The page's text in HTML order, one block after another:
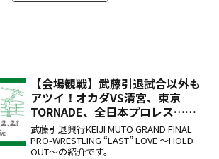
【会場観戦】武藤引退試合以外も
アツイ！オカダVS清宮、東京
TORNADE、全日本プロレス…武
藤がくれたギフトをプロレス界は
今後も活かせ！
武藤引退興行KEIJI MUTO GRAND FINAL
PRO-WRESTLING “LAST” LOVE ～HOLD
OUT～の紹介です。